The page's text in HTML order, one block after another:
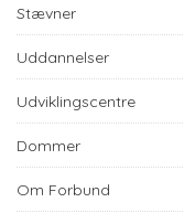
Stævner
Uddannelser
Udviklingscentre
Dommer
Om Forbund